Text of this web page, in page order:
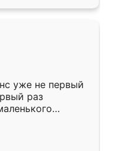
уже не первый
раз
,во второй раз
очень
быстрая,